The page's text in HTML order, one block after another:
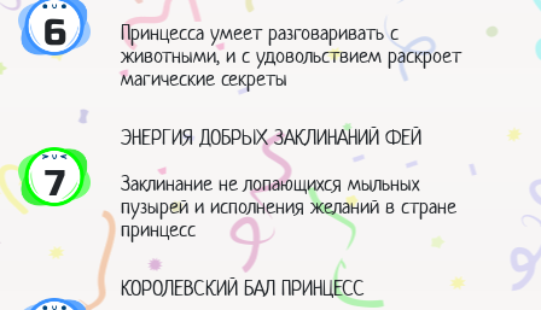
6
Принцесса умеет разговаривать с
животными, и с удовольствием раскроет
магические секреты
7
ЭНЕРГИЯ ДОБРЫХ ЗАКЛИНАНИЙ ФЕЙ
Заклинание не лопающихся мыльных
пузырей и исполнения желаний в стране
принцесс
КОРОЛЕВСКИЙ БАЛ ПРИНЦЕСС